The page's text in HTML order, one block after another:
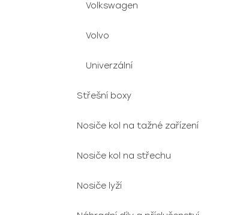
Volkswagen
Volvo
Univerzální
Střešní boxy
Nosiče kol na tažné zařízení
Nosiče kol na střechu
Nosiče lyží